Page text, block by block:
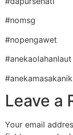
#nomsg
#nopengawet
#anekaolahanlaut
Leave a
Your email